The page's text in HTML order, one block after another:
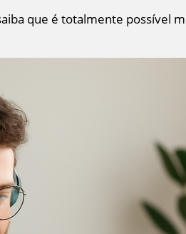
que é totalmente possível